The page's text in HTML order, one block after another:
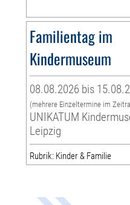
Familientag im
Kindermuseum
08.08.2026 bis
(mehrere Einzeltermine im
UNIKATUM
Leipzig
Rubrik: Kinder & Familie